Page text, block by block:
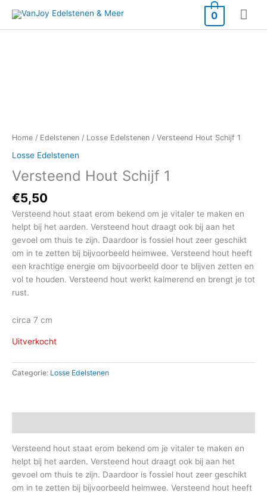
naar
de
0
Home / Edelstenen / Losse Edelstenen / Versteend Hout Schijf 1
Losse Edelstenen
Versteend Hout Schijf 1
€5,50
Versteend hout staat erom bekend om je vitaler te maken en
helpt bij het aarden. Versteend hout draagt ook bij aan het
gevoel om thuis te zijn. Daardoor is fossiel hout zeer geschikt
om in te zetten bij bijvoorbeeld heimwee. Versteend hout heeft
een krachtige energie om bijvoorbeeld door te blijven zetten en
vol te houden. Versteend hout werkt kalmerend en brengt je tot
rust.
circa 7 cm
Uitverkocht
Categorie: Losse Edelstenen
Versteend hout staat erom bekend om je vitaler te maken en
helpt bij het aarden. Versteend hout draagt ook bij aan het
gevoel om thuis te zijn. Daardoor is fossiel hout zeer geschikt
om in te zetten bij bijvoorbeeld heimwee. Versteend hout heeft